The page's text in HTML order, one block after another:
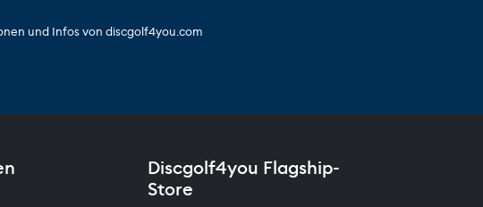
und Infos von discgolf4you.com
Discgolf4you Flagship-
Store